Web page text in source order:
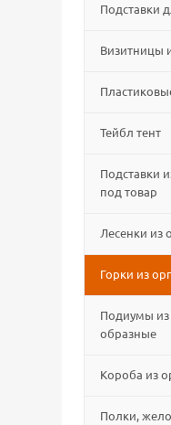
Подставки
Визитницы
Тейбл тент
Подставки
под товар
Лесенки из
Горки из
Подиумы из
образные
Короба из
Полки,